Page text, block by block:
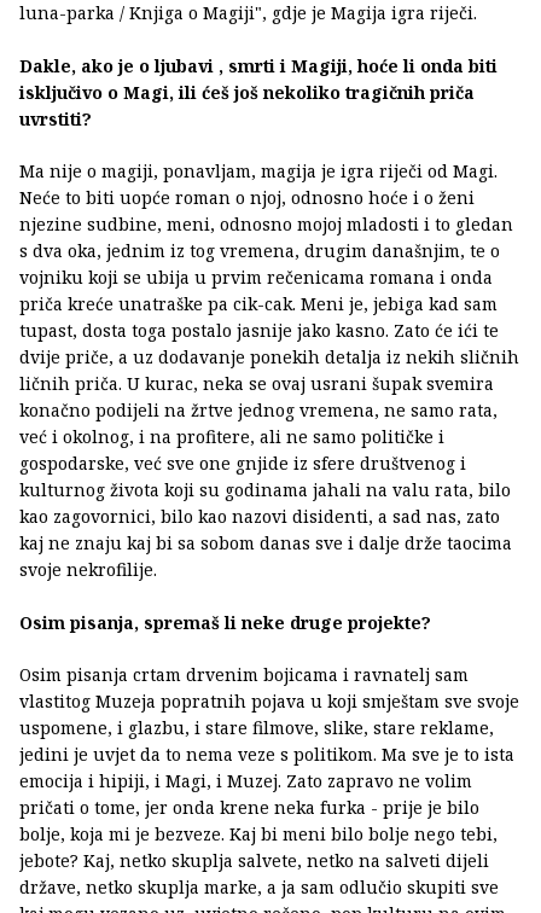
luna-parka / Knjiga o Magiji", gdje je Magija igra riječi.
Dakle, ako je o ljubavi , smrti i Magiji, hoće li onda biti
isključivo o Magi, ili ćeš još nekoliko tragičnih priča
uvrstiti?
Ma nije o magiji, ponavljam, magija je igra riječi od Magi.
Neće to biti uopće roman o njoj, odnosno hoće i o ženi
njezine sudbine, meni, odnosno mojoj mladosti i to gledan
s dva oka, jednim iz tog vremena, drugim današnjim, te o
vojniku koji se ubija u prvim rečenicama romana i onda
priča kreće unatraške pa cik-cak. Meni je, jebiga kad sam
tupast, dosta toga postalo jasnije jako kasno. Zato će ići te
dvije priče, a uz dodavanje ponekih detalja iz nekih sličnih
ličnih priča. U kurac, neka se ovaj usrani šupak svemira
konačno podijeli na žrtve jednog vremena, ne samo rata,
već i okolnog, i na profitere, ali ne samo političke i
gospodarske, već sve one gnjide iz sfere društvenog i
kulturnog života koji su godinama jahali na valu rata, bilo
kao zagovornici, bilo kao nazovi disidenti, a sad nas, zato
kaj ne znaju kaj bi sa sobom danas sve i dalje drže taocima
svoje nekrofilije.
Osim pisanja, spremaš li neke druge projekte?
Osim pisanja crtam drvenim bojicama i ravnatelj sam
vlastitog Muzeja popratnih pojava u koji smještam sve svoje
uspomene, i glazbu, i stare filmove, slike, stare reklame,
jedini je uvjet da to nema veze s politikom. Ma sve je to ista
emocija i hipiji, i Magi, i Muzej. Zato zapravo ne volim
pričati o tome, jer onda krene neka furka - prije je bilo
bolje, koja mi je bezveze. Kaj bi meni bilo bolje nego tebi,
jebote? Kaj, netko skuplja salvete, netko na salveti dijeli
države, netko skuplja marke, a ja sam odlučio skupiti sve